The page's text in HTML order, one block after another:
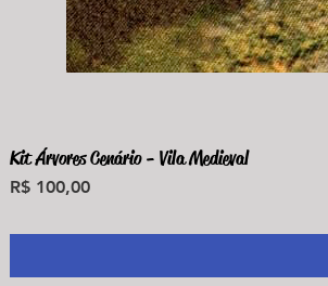
Kit Árvores Cenário - Vila Medieval
Preço
R$ 100,00